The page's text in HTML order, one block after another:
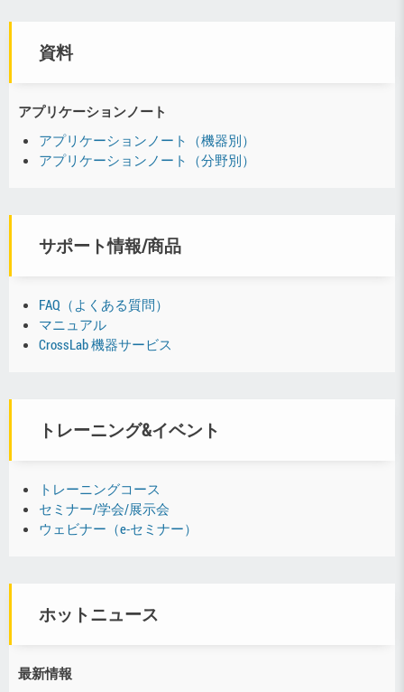
資料
アプリケーションノート
アプリケーションノート（機器別）
アプリケーションノート（分野別）
サポート情報/商品
FAQ（よくある質問）
マニュアル
CrossLab 機器サービス
トレーニング&イベント
トレーニングコース
セミナー/学会/展示会
ウェビナー（e-セミナー）
ホットニュース
最新情報